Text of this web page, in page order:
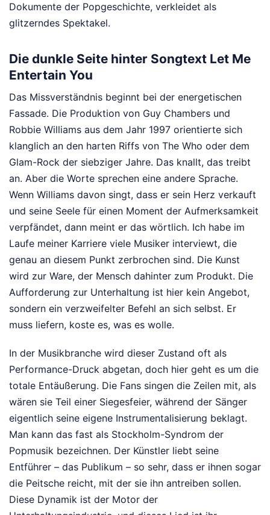
Dokumente der Popgeschichte, verkleidet als
glitzerndes Spektakel.
Die dunkle Seite hinter Songtext Let Me
Entertain You
Das Missverständnis beginnt bei der energetischen
Fassade. Die Produktion von Guy Chambers und
Robbie Williams aus dem Jahr 1997 orientierte sich
klanglich an den harten Riffs von The Who oder dem
Glam-Rock der siebziger Jahre. Das knallt, das treibt
an. Aber die Worte sprechen eine andere Sprache.
Wenn Williams davon singt, dass er sein Herz verkauft
und seine Seele für einen Moment der Aufmerksamkeit
verpfändet, dann meint er das wörtlich. Ich habe im
Laufe meiner Karriere viele Musiker interviewt, die
genau an diesem Punkt zerbrochen sind. Die Kunst
wird zur Ware, der Mensch dahinter zum Produkt. Die
Aufforderung zur Unterhaltung ist hier kein Angebot,
sondern ein verzweifelter Befehl an sich selbst. Er
muss liefern, koste es, was es wolle.
In der Musikbranche wird dieser Zustand oft als
Performance-Druck abgetan, doch hier geht es um die
totale Entäußerung. Die Fans singen die Zeilen mit, als
wären sie Teil einer Siegesfeier, während der Sänger
eigentlich seine eigene Instrumentalisierung beklagt.
Man kann das fast als Stockholm-Syndrom der
Popmusik bezeichnen. Der Künstler liebt seine
Entführer – das Publikum – so sehr, dass er ihnen sogar
die Peitsche reicht, mit der sie ihn antreiben sollen.
Diese Dynamik ist der Motor der